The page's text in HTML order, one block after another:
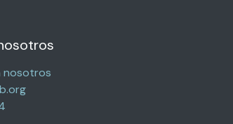
nosotros